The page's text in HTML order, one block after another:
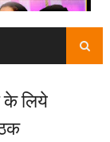
के लिये